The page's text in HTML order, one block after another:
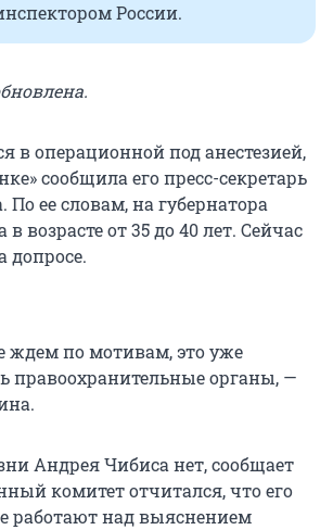
России.
в операционной под анестезией,
сообщила его пресс-секретарь
ее словам, на губернатора
возрасте от 35 до 40 лет. Сейчас
допросе.
ждем по мотивам, это уже
правоохранительные органы, —
Андрея Чибиса нет, сообщает
комитет отчитался, что его
работают над выяснением